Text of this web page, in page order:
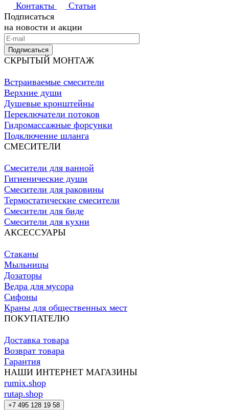
Контакты
Статьи
Подписаться
на новости и акции
Подписаться
СКРЫТЫЙ МОНТАЖ
Встраиваемые смесители
Верхние души
Душевые кронштейны
Переключатели потоков
Гидромассажные форсунки
Подключение шланга
СМЕСИТЕЛИ
Смесители для ванной
Гигиенические души
Смесители для раковины
Термостатические смесители
Смесители для биде
Смесители для кухни
АКСЕССУАРЫ
Стаканы
Мыльницы
Дозаторы
Ведра для мусора
Сифоны
Краны для общественных мест
ПОКУПАТЕЛЮ
Доставка товара
Возврат товара
Гарантия
НАШИ ИНТЕРНЕТ МАГАЗИНЫ
rumix.shop
rutap.shop
+7 495 128 19 58